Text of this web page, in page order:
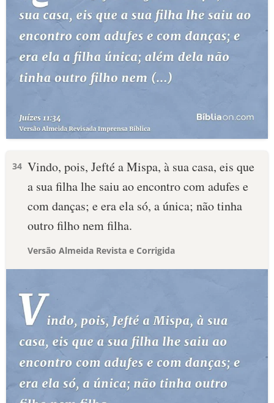
34 Vindo, pois, Jefté a Mispa, à sua casa, eis que
a sua filha lhe saiu ao encontro com adufes e
com danças; e era ela só, a única; não tinha
outro filho nem filha.
Versão Almeida Revista e Corrigida